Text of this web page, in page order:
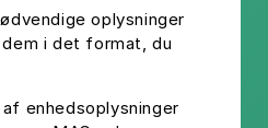
oplysninger
i det format, du
enhedsoplysninger